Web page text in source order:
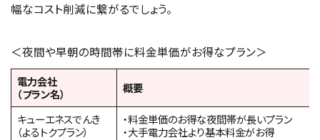
幅なコスト削減に繋がるでしょう。
＜夜間や早朝の時間帯に料金単価がお得なプラン＞
電力会社
（プラン名）
概要
キューエネスでんき
（よるトクプラン）
・料金単価のお得な夜間帯が長いプラン
・大手電力会社より基本料金がお得